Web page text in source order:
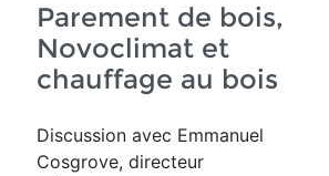
Parement de bois,
Novoclimat et
chauffage au bois
Discussion avec Emmanuel
Cosgrove, directeur